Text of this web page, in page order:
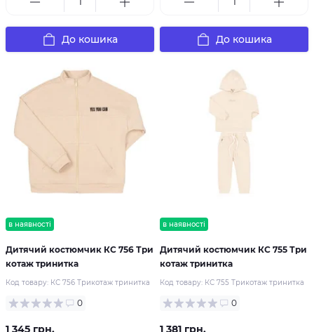
До кошика До кошика
в наявності
Дитячий костюмчик КС 756 Три
котаж тринитка
Код товару: КС 756 Трикотаж тринитка
0
1 345 грн.
в наявності
Дитячий костюмчик КС 755 Три
котаж тринитка
Код товару: КС 755 Трикотаж тринитка
0
1 381 грн.